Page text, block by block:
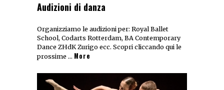
Audizioni di danza
Organizziamo le audizioni per: Royal Ballet
School, Codarts Rotterdam, BA Contemporary
Dance ZHdK Zurigo ecc. Scopri cliccando qui le
prossime … More